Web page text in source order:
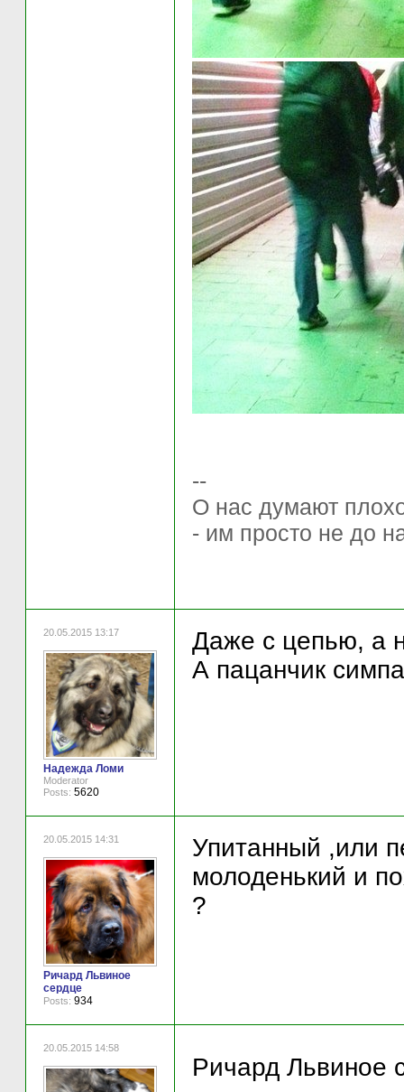
--
О нас думают
- им просто не до
20.05.2015 13:17
Надежда Ломи
Moderator
Posts: 5620
Даже с цепью, а
А пацанчик
20.05.2015 14:31
Ричард Львиное
сердце
Posts: 934
Упитанный ,или
молоденький и
?
20.05.2015 14:58
Ричард Львиное